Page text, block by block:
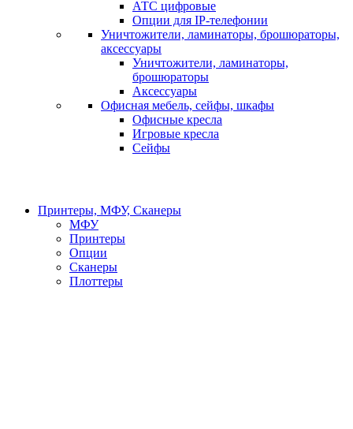
АТС цифровые
Опции для IP-телефонии
Уничтожители, ламинаторы, брошюраторы,
аксессуары
Уничтожители, ламинаторы,
брошюраторы
Аксессуары
Офисная мебель, сейфы, шкафы
Офисные кресла
Игровые кресла
Сейфы
Принтеры, МФУ, Сканеры
МФУ
Принтеры
Опции
Сканеры
Плоттеры